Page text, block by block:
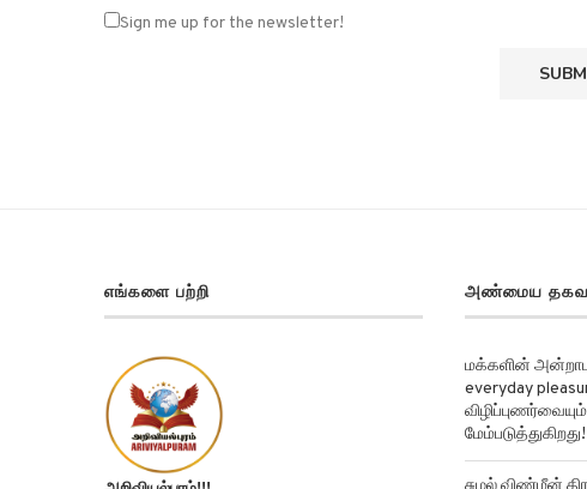
எங்களை பற்றி அண்மைய
மக்களின்
everyday
மேம்படுத்துகிறது!